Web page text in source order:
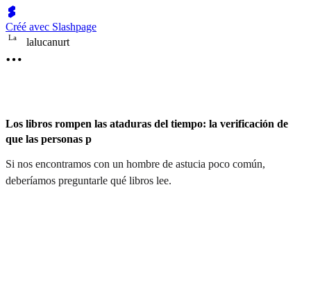
Créé avec Slashpage
La lalucanurt
Los libros rompen las ataduras del tiempo: la verificación de
que las personas p
Si nos encontramos con un hombre de astucia poco común,
deberíamos preguntarle qué libros lee.